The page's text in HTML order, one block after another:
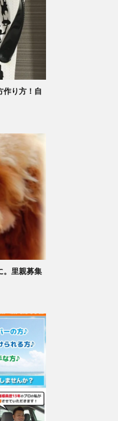
作り方！自
。里親募集